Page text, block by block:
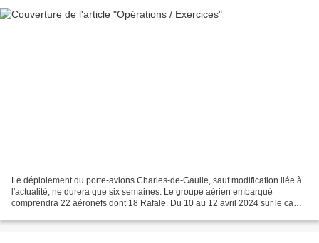
Le déploiement du porte-avions Charles-de-Gaulle, sauf modification liée à
l'actualité, ne durera que six semaines. Le groupe aérien embarqué
comprendra 22 aéronefs dont 18 Rafale. Du 10 au 12 avril 2024 sur le camp